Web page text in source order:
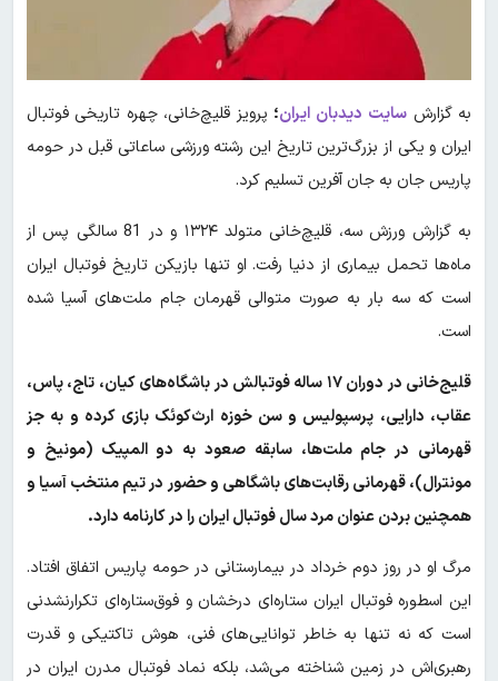
به گزارش سایت دیدبان ایران؛ پرویز قلیچ‌خانی، چهره تاریخی فوتبال
ایران و یکی از بزرگ‌ترین تاریخ این رشته ورزشی ساعاتی قبل در حومه
پاریس جان به جان آفرین تسلیم کرد.
به گزارش ورزش سه، قلیچ‌خانی متولد ۱۳۲۴ و در 81 سالگی پس از
ماه‌ها تحمل بیماری از دنیا رفت. او تنها بازیکن تاریخ فوتبال ایران
است که سه بار به صورت متوالی قهرمان جام ملت‌های آسیا شده
است.
قلیج‌خانی در دوران ۱۷ ساله فوتبالش در باشگاه‌های کیان، تاج، پاس،
عقاب، دارایی، پرسپولیس و سن خوزه ارث‌کوئک بازی کرده و به جز
قهرمانی در جام ملت‌ها، سابقه صعود به دو المپیک (مونیخ و
مونترال)، قهرمانی رقابت‌های باشگاهی و حضور در تیم منتخب آسیا و
همچنین بردن عنوان مرد سال فوتبال ایران را در کارنامه دارد.
مرگ او در روز دوم خرداد در بیمارستانی در حومه پاریس اتفاق افتاد.
این اسطوره فوتبال ایران ستاره‌ای درخشان و فوق‌ستاره‌ای تکرارنشدنی
است که نه تنها به خاطر توانایی‌های فنی، هوش تاکتیکی و قدرت
رهبری‌اش در زمین شناخته می‌شد، بلکه نماد فوتبال مدرن ایران در